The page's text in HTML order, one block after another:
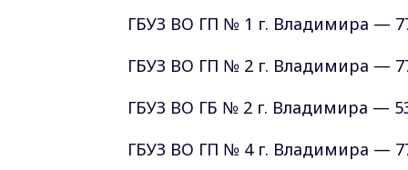
ГБУЗ ВО ГП № 1 г. Владимира —
ГБУЗ ВО ГП № 2 г. Владимира —
ГБУЗ ВО ГБ № 2 г. Владимира —
ГБУЗ ВО ГП № 4 г. Владимира —